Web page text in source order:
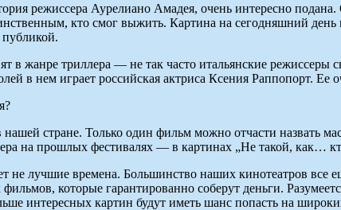
режиссера Аурелиано Амадея, очень интересно
кто смог выжить. Картина на сегодняшний
в жанре триллера — не так часто итальянские
в нем играет российская актриса Ксения Раппопорт. Ее
стране. Только один фильм можно отчасти назвать
на прошлых фестивалях — в картинах „Не такой, как…
не лучшие времена. Большинство наших кинотеатров все
которые гарантированно соберут деньги.
интересных картин будут иметь шанс попасть на